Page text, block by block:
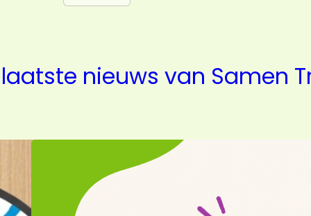
nieuws van Samen